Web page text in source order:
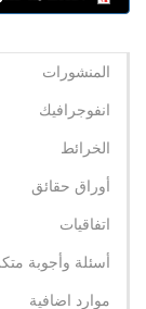
المنشورات
انفوجرافيك
الخرائط
أوراق حقائق
اتفاقيات
أسئلة وأجوبة
موارد اضافية